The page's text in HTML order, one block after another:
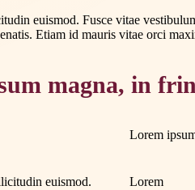
euismod. Fusce vitae
Etiam id mauris vitae orci
magna, in
Lorem
euismod. Lorem